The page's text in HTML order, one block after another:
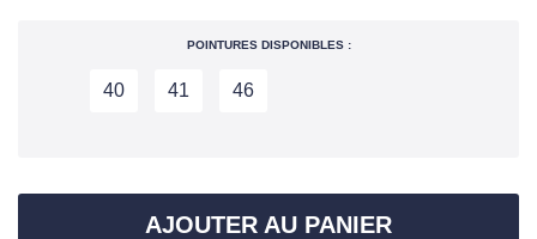
POINTURES DISPONIBLES :
40 41 46
AJOUTER AU PANIER